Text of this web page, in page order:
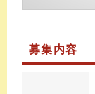
募集内容